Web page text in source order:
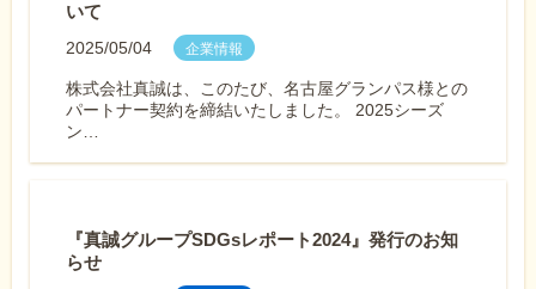
いて
2025/05/04 企業情報
株式会社真誠は、このたび、名古屋グランパス様との
パートナー契約を締結いたしました。 2025シーズ
ン…
『真誠グループSDGsレポート2024』発行のお知
らせ